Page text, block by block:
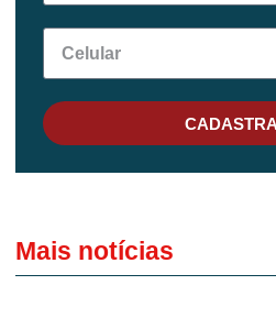
Mais notícias